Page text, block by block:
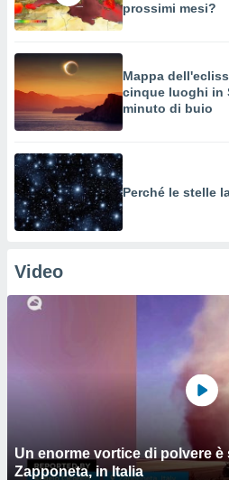
prossimi mesi?
Mappa
cinque luoghi in
minuto di buio
Perché le stelle
Video
Un enorme vortice di polvere
Zapponeta, in Italia